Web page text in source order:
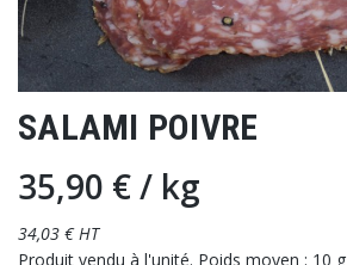
SALAMI POIVRE
35,90 €/ kg
34,03 € HT
Produit vendu à l'unité. Poids moyen : 10 g